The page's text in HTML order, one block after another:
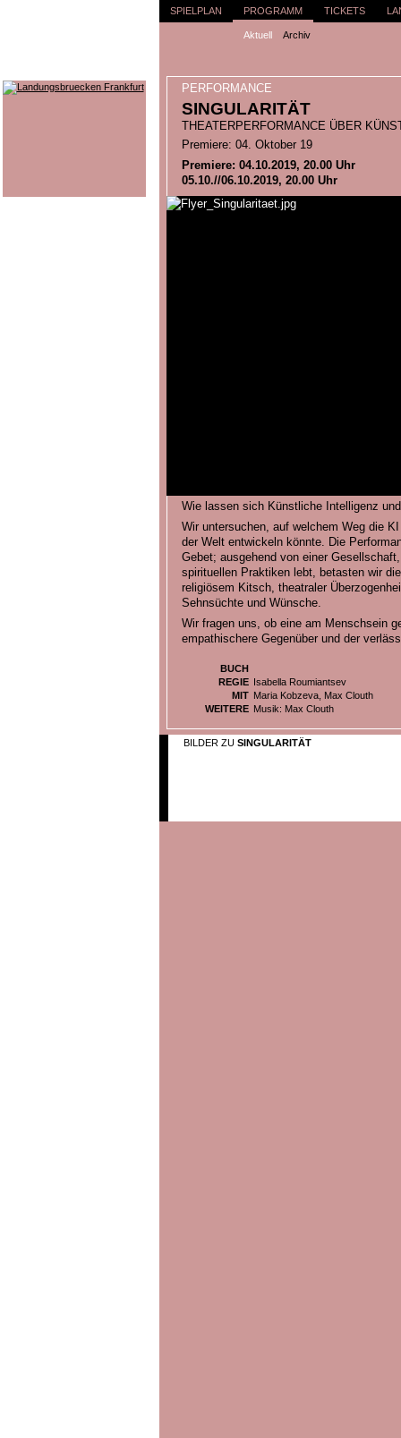
SPIELPLAN PROGRAMM
Aktuell Archiv
TICKETS
PERFORMANCE
SINGULARITÄT
THEATERPERFORMANCE ÜBER
Premiere: 04. Oktober 19
Premiere: 04.10.2019, 20.00 Uhr
05.10.//06.10.2019, 20.00 Uhr
Wie lassen sich Künstliche Intelligenz
Wir untersuchen, auf welchem Weg die
der Welt entwickeln könnte. Die
Gebet; ausgehend von einer
spirituellen Praktiken lebt, betasten wir
religiösem Kitsch, theatraler
Sehnsüchte und Wünsche.
Wir fragen uns, ob eine am Menschsein
empathischere Gegenüber und der
BUCH
REGIE Isabella Roumiantsev
MIT Maria Kobzeva, Max Clouth
WEITERE Musik: Max Clouth
BILDER ZU SINGULARITÄT